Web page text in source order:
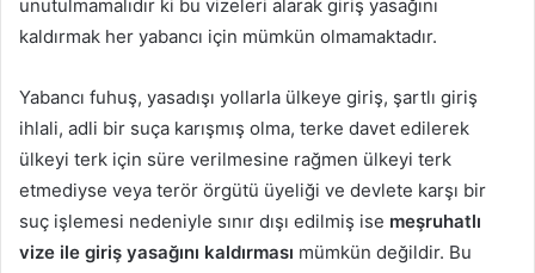
unutulmamalıdır ki bu vizeleri alarak giriş yasağını
kaldırmak her yabancı için mümkün olmamaktadır.
Yabancı fuhuş, yasadışı yollarla ülkeye giriş, şartlı giriş
ihlali, adli bir suça karışmış olma, terke davet edilerek
ülkeyi terk için süre verilmesine rağmen ülkeyi terk
etmediyse veya terör örgütü üyeliği ve devlete karşı bir
suç işlemesi nedeniyle sınır dışı edilmiş ise meşruhatlı
vize ile giriş yasağını kaldırması mümkün değildir. Bu